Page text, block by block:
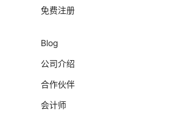
免费注册
Blog
公司介绍
合作伙伴
会计师